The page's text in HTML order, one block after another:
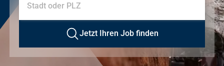
Stadt oder PLZ
Jetzt Ihren Job finden